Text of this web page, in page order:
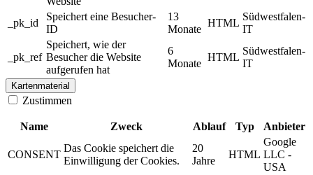
_pk_id
Speichert eine Besucher-
ID
13
Monate
HTML
Südwestfalen-
IT
_pk_ref
Speichert, wie der
Besucher die Website
aufgerufen hat
6
Monate
HTML
Südwestfalen-
IT
Kartenmaterial
Zustimmen
Name Zweck Ablauf Typ Anbieter
CONSENT
Das Cookie speichert die
Einwilligung der Cookies.
20
Jahre
HTML
Google
LLC -
USA